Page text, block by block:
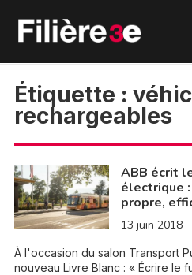
Étiquette :
rechargeables
ABB écrit
électrique
propre,
13 juin 2018
À l'occasion du salon Transport
nouveau Livre Blanc : « Écrire le